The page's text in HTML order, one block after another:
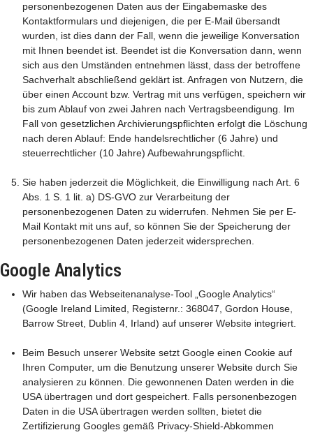
personenbezogenen Daten aus der Eingabemaske des
Kontaktformulars und diejenigen, die per E-Mail übersandt
wurden, ist dies dann der Fall, wenn die jeweilige Konversation
mit Ihnen beendet ist. Beendet ist die Konversation dann, wenn
sich aus den Umständen entnehmen lässt, dass der betroffene
Sachverhalt abschließend geklärt ist. Anfragen von Nutzern, die
über einen Account bzw. Vertrag mit uns verfügen, speichern wir
bis zum Ablauf von zwei Jahren nach Vertragsbeendigung. Im
Fall von gesetzlichen Archivierungspflichten erfolgt die Löschung
nach deren Ablauf: Ende handelsrechtlicher (6 Jahre) und
steuerrechtlicher (10 Jahre) Aufbewahrungspflicht.
Sie haben jederzeit die Möglichkeit, die Einwilligung nach Art. 6
Abs. 1 S. 1 lit. a) DS-GVO zur Verarbeitung der
personenbezogenen Daten zu widerrufen. Nehmen Sie per E-
Mail Kontakt mit uns auf, so können Sie der Speicherung der
personenbezogenen Daten jederzeit widersprechen.
Google Analytics
Wir haben das Webseitenanalyse-Tool „Google Analytics“
(Google Ireland Limited, Registernr.: 368047, Gordon House,
Barrow Street, Dublin 4, Irland) auf unserer Website integriert.
Beim Besuch unserer Website setzt Google einen Cookie auf
Ihren Computer, um die Benutzung unserer Website durch Sie
analysieren zu können. Die gewonnenen Daten werden in die
USA übertragen und dort gespeichert. Falls personenbezogen
Daten in die USA übertragen werden sollten, bietet die
Zertifizierung Googles gemäß Privacy-Shield-Abkommen